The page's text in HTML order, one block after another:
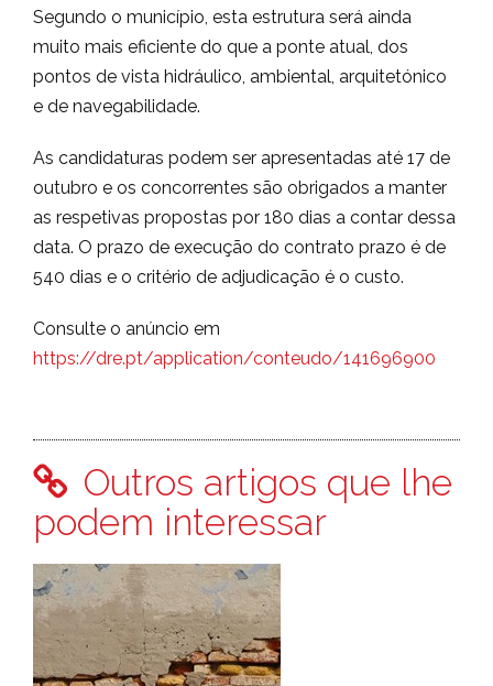
Segundo o município, esta estrutura será ainda
muito mais eficiente do que a ponte atual, dos
pontos de vista hidráulico, ambiental, arquitetónico
e de navegabilidade.
As candidaturas podem ser apresentadas até 17 de
outubro e os concorrentes são obrigados a manter
as respetivas propostas por 180 dias a contar dessa
data. O prazo de execução do contrato prazo é de
540 dias e o critério de adjudicação é o custo.
Consulte o anúncio em
https://dre.pt/application/conteudo/141696900
Outros artigos que lhe
podem interessar